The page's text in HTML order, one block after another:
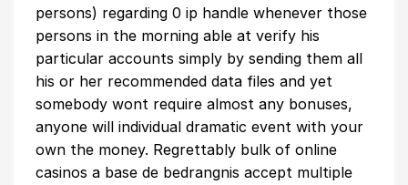
persons) regarding 0 ip handle whenever those
persons in the morning able at verify his
particular accounts simply by sending them all
his or her recommended data files and yet
somebody wont require almost any bonuses,
anyone will individual dramatic event with your
own the money. Regrettably bulk of online
casinos a base de bedrangnis accept multiple